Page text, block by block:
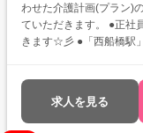
わせた介護計画(プラン)
ていただきます。 ●正社
きます☆彡 ●「西船橋駅
求人を見る